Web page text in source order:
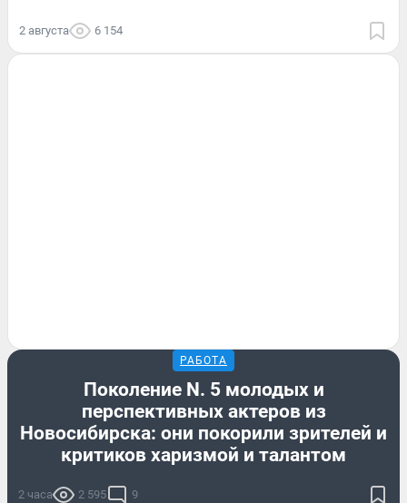
2 августа 6 154
РАБОТА
Поколение N. 5 молодых и
перспективных актеров из
Новосибирска: они покорили зрителей и
критиков харизмой и талантом
2 часа 2 595 9